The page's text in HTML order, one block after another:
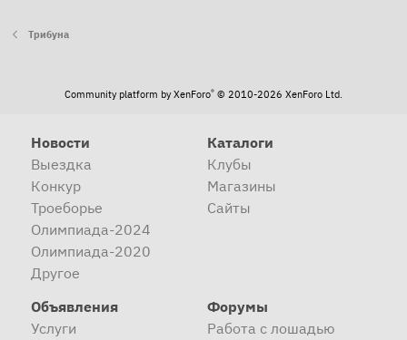
Трибуна
Community platform by XenForo® © 2010-2026 XenForo Ltd.
Новости
Выездка
Конкур
Троеборье
Олимпиада-2024
Олимпиада-2020
Другое
Каталоги
Клубы
Магазины
Сайты
Объявления
Услуги
Форумы
Работа с лошадью